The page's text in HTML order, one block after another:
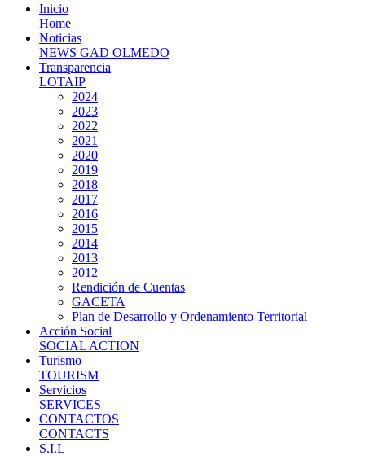
Inicio
Home
Noticias
NEWS GAD OLMEDO
Transparencia
LOTAIP
2024
2023
2022
2021
2020
2019
2018
2017
2016
2015
2014
2013
2012
Rendición de Cuentas
GACETA
Plan de Desarrollo y Ordenamiento Territorial
Acción Social
SOCIAL ACTION
Turismo
TOURISM
Servicios
SERVICES
CONTACTOS
CONTACTS
S.I.L